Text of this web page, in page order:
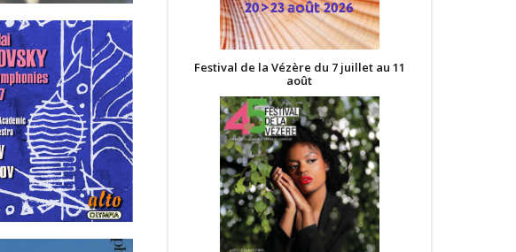
Festival de la Vézère du 7 juillet au 11
août